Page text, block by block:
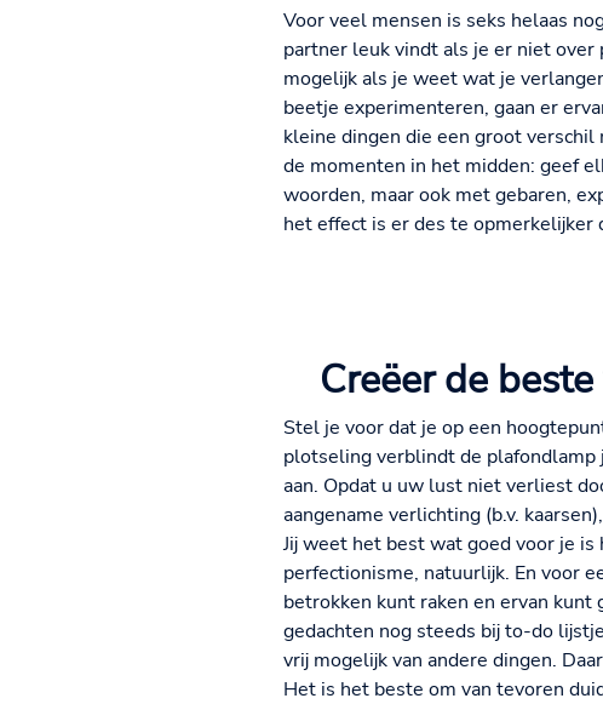
Voor veel mensen is seks helaas
partner leuk vindt als je er niet over
mogelijk als je weet wat je
beetje experimenteren, gaan er
kleine dingen die een groot
de momenten in het midden: geef
woorden, maar ook met gebaren,
het effect is er des te opmerkelijker
Creëer de
Stel je voor dat je op een
plotseling verblindt de
aan. Opdat u uw lust niet verliest
aangename verlichting (b.v.
Jij weet het best wat goed voor je
perfectionisme, natuurlijk. En voor
betrokken kunt raken en ervan
gedachten nog steeds bij to-do
vrij mogelijk van andere dingen.
Het is het beste om van tevoren